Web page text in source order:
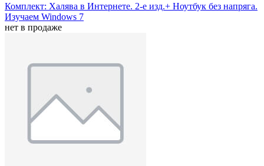
Комплект: Халява в Интернете. 2-е изд.+ Ноутбук без напряга.
Изучаем Windows 7
нет в продаже